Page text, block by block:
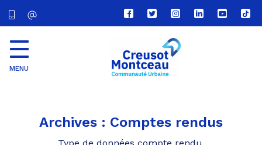
Lien
vers
compte
Facebook
Lien
vers
compte
Twitter
Lien
vers
le
compte
Lien
vers
Lien
vers
Lien
vers
MENU
Archives : Comptes rendus